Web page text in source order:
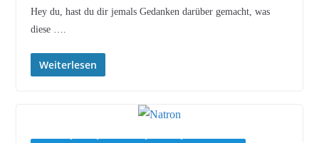
Hey du, hast du dir jemals Gedanken darüber gemacht, was
diese ….
Weiterlesen